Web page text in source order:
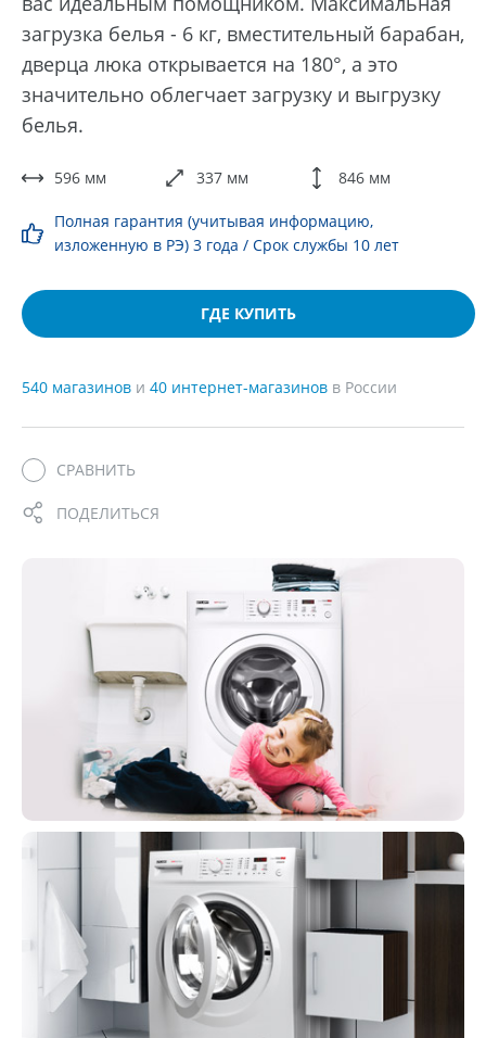
загрузка белья - 6 кг, вместительный барабан,
дверца люка открывается на 180°, а это
значительно облегчает загрузку и выгрузку
белья.
596 мм 337 мм 846 мм
Полная гарантия (учитывая информацию,
изложенную в РЭ) 3 года / Срок службы 10 лет
ГДЕ КУПИТЬ
540 магазинов и 40 интернет-магазинов в России
СРАВНИТЬ
ПОДЕЛИТЬСЯ